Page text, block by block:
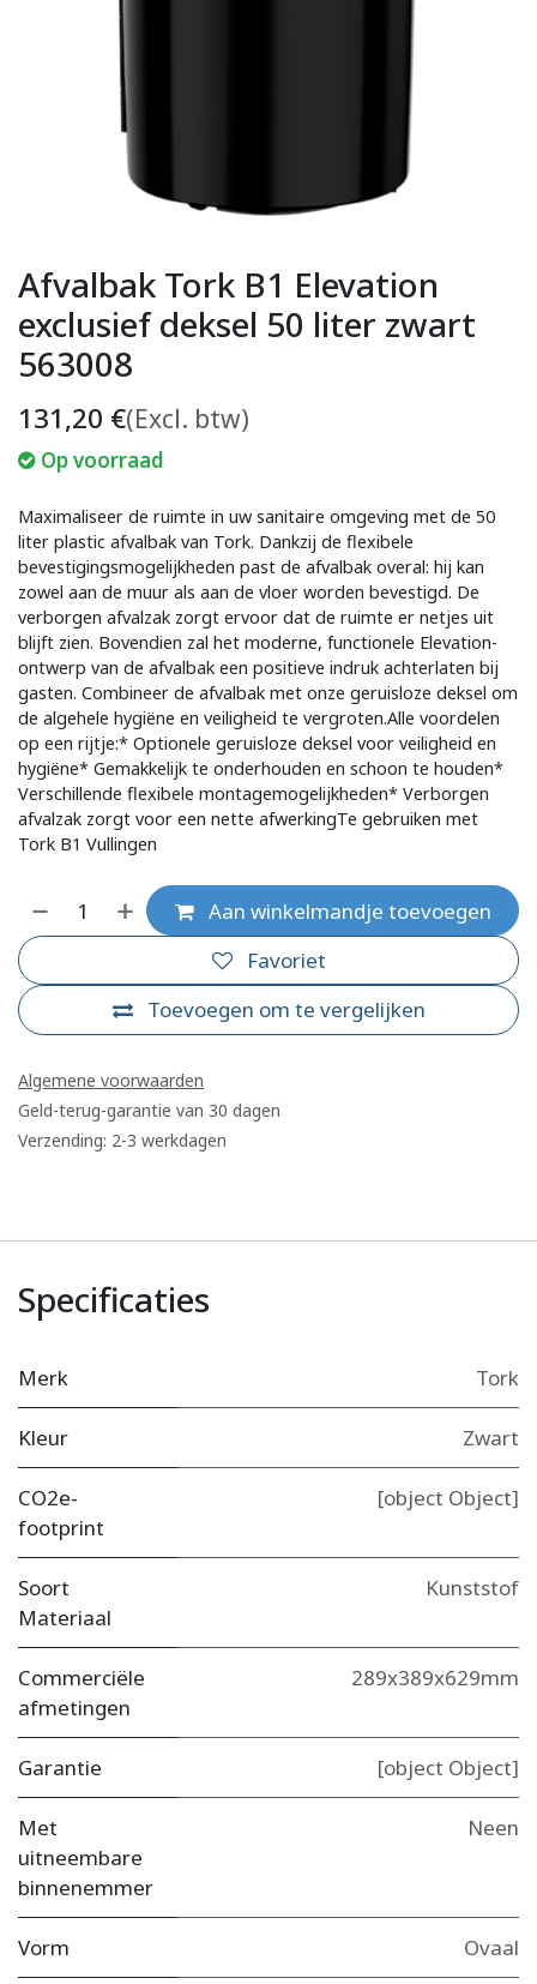
Afvalbak Tork B1 Elevation
exclusief deksel 50 liter zwart
563008
131,20 €(Excl. btw)
Op voorraad
Maximaliseer de ruimte in uw sanitaire omgeving met de 50
liter plastic afvalbak van Tork. Dankzij de flexibele
bevestigingsmogelijkheden past de afvalbak overal: hij kan
zowel aan de muur als aan de vloer worden bevestigd. De
verborgen afvalzak zorgt ervoor dat de ruimte er netjes uit
blijft zien. Bovendien zal het moderne, functionele Elevation-
ontwerp van de afvalbak een positieve indruk achterlaten bij
gasten. Combineer de afvalbak met onze geruisloze deksel om
de algehele hygiëne en veiligheid te vergroten.Alle voordelen
op een rijtje:* Optionele geruisloze deksel voor veiligheid en
hygiëne* Gemakkelijk te onderhouden en schoon te houden*
Verschillende flexibele montagemogelijkheden* Verborgen
afvalzak zorgt voor een nette afwerkingTe gebruiken met
Tork B1 Vullingen
Aan winkelmandje toevoegen
Toevoegen om te vergelijken
Favoriet
Algemene voorwaarden
Geld-terug-garantie van 30 dagen
Verzending: 2-3 werkdagen
Specificaties
Merk Tork
Kleur Zwart
CO2e-
footprint
[object Object]
Soort
Materiaal
Kunststof
Commerciële
afmetingen
289x389x629mm
Garantie [object Object]
Met
uitneembare
binnenemmer
Neen
Vorm Ovaal